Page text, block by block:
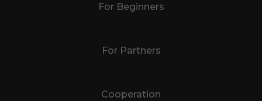
For Beginners
For Partners
Cooperation